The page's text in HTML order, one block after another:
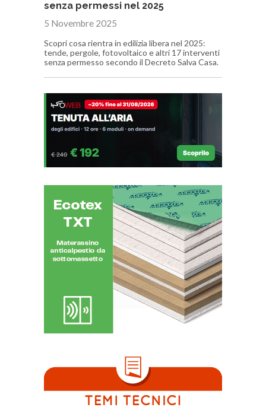
senza permessi nel 2025
5 Novembre 2025
Scopri cosa rientra in edilizia libera nel 2025:
tende, pergole, fotovoltaico e altri 17 interventi
senza permesso secondo il Decreto Salva Casa.